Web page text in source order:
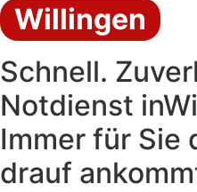
Willingen
Schnell.
Notdienst
Immer für Sie
drauf